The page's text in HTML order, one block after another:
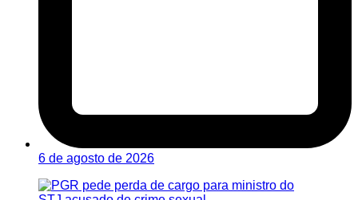
6 de agosto de 2026